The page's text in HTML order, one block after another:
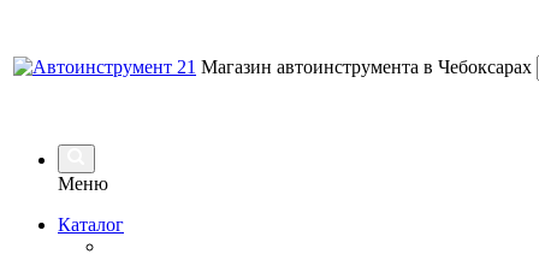
Магазин автоинструмента в Чебоксарах
Меню
Каталог